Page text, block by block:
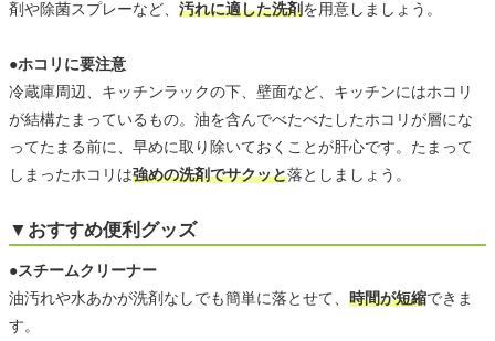
剤や除菌スプレーなど、 汚れに適した洗剤を用意しましょう。
●ホコリに要注意
冷蔵庫周辺、キッチンラックの下、壁面など、キッチンにはホコリ
が結構たまっているもの。油を含んでべたべたしたホコリが層にな
ってたまる前に、早めに取り除いておくことが肝心です。たまって
しまったホコリは強めの洗剤でサクッと落としましょう。
▼おすすめ便利グッズ
●スチームクリーナー
油汚れや水あかが洗剤なしでも簡単に落とせて、 時間が短縮できま
す。